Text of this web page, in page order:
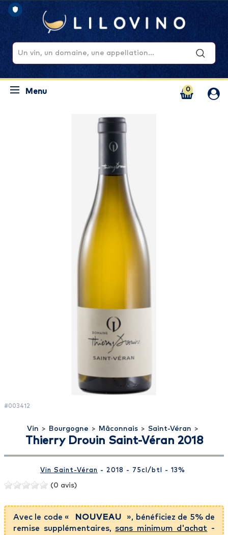
0
Menu
#003412
Vin > Bourgogne > Mâconnais > Saint-Véran >
Thierry Drouin Saint-Véran 2018
Vin Saint-Véran - 2018 - 75cl /btl - 13%
(0 avis)
Avec le code « NOUVEAU
», bénéficiez de 5% de
remise supplémentaires,sans minimum d'achat -